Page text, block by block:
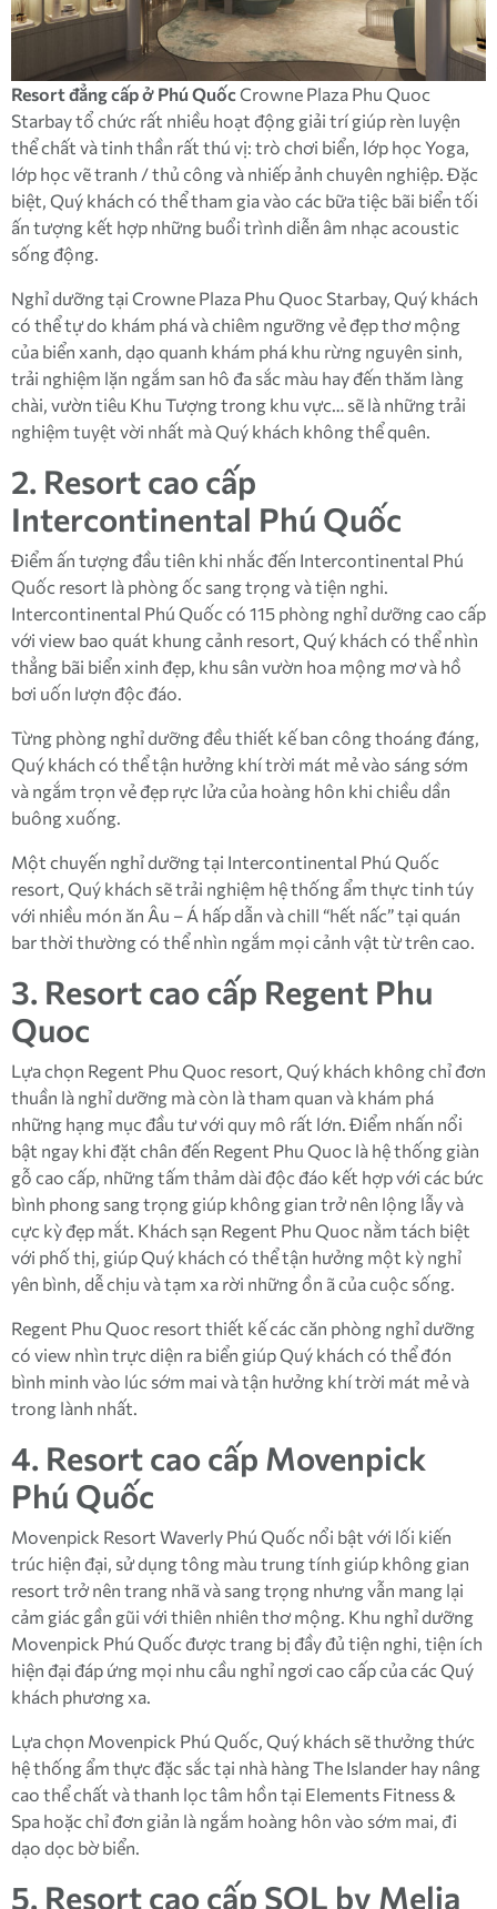
Resort đẳng cấp ở Phú Quốc Crowne Plaza Phu Quoc
Starbay tổ chức rất nhiều hoạt động giải trí giúp rèn luyện
thể chất và tinh thần rất thú vị: trò chơi biển, lớp học Yoga,
lớp học vẽ tranh / thủ công và nhiếp ảnh chuyên nghiệp. Đặc
biệt, Quý khách có thể tham gia vào các bữa tiệc bãi biển tối
ấn tượng kết hợp những buổi trình diễn âm nhạc acoustic
sống động.
Nghỉ dưỡng tại Crowne Plaza Phu Quoc Starbay, Quý khách
có thể tự do khám phá và chiêm ngưỡng vẻ đẹp thơ mộng
của biển xanh, dạo quanh khám phá khu rừng nguyên sinh,
trải nghiệm lặn ngắm san hô đa sắc màu hay đến thăm làng
chài, vườn tiêu Khu Tượng trong khu vực… sẽ là những trải
nghiệm tuyệt vời nhất mà Quý khách không thể quên.
2. Resort cao cấp
Intercontinental Phú Quốc
Điểm ấn tượng đầu tiên khi nhắc đến Intercontinental Phú
Quốc resort là phòng ốc sang trọng và tiện nghi.
Intercontinental Phú Quốc có 115 phòng nghỉ dưỡng cao cấp
với view bao quát khung cảnh resort, Quý khách có thể nhìn
thẳng bãi biển xinh đẹp, khu sân vườn hoa mộng mơ và hồ
bơi uốn lượn độc đáo.
Từng phòng nghỉ dưỡng đều thiết kế ban công thoáng đáng,
Quý khách có thể tận hưởng khí trời mát mẻ vào sáng sớm
và ngắm trọn vẻ đẹp rực lửa của hoàng hôn khi chiều dần
buông xuống.
Một chuyến nghỉ dưỡng tại Intercontinental Phú Quốc
resort, Quý khách sẽ trải nghiệm hệ thống ẩm thực tinh túy
với nhiều món ăn Âu – Á hấp dẫn và chill “hết nấc” tại quán
bar thời thường có thể nhìn ngắm mọi cảnh vật từ trên cao.
3. Resort cao cấp Regent Phu
Quoc
Lựa chọn Regent Phu Quoc resort, Quý khách không chỉ đơn
thuần là nghỉ dưỡng mà còn là tham quan và khám phá
những hạng mục đầu tư với quy mô rất lớn. Điểm nhấn nổi
bật ngay khi đặt chân đến Regent Phu Quoc là hệ thống giàn
gỗ cao cấp, những tấm thảm dài độc đáo kết hợp với các bức
bình phong sang trọng giúp không gian trở nên lộng lẫy và
cực kỳ đẹp mắt. Khách sạn Regent Phu Quoc nằm tách biệt
với phố thị, giúp Quý khách có thể tận hưởng một kỳ nghỉ
yên bình, dễ chịu và tạm xa rời những ồn ã của cuộc sống.
Regent Phu Quoc resort thiết kế các căn phòng nghỉ dưỡng
có view nhìn trực diện ra biển giúp Quý khách có thể đón
bình minh vào lúc sớm mai và tận hưởng khí trời mát mẻ và
trong lành nhất.
4. Resort cao cấp Movenpick
Phú Quốc
Movenpick Resort Waverly Phú Quốc nổi bật với lối kiến
trúc hiện đại, sử dụng tông màu trung tính giúp không gian
resort trở nên trang nhã và sang trọng nhưng vẫn mang lại
cảm giác gần gũi với thiên nhiên thơ mộng. Khu nghỉ dưỡng
Movenpick Phú Quốc được trang bị đầy đủ tiện nghi, tiện ích
hiện đại đáp ứng mọi nhu cầu nghỉ ngơi cao cấp của các Quý
khách phương xa.
Lựa chọn Movenpick Phú Quốc, Quý khách sẽ thưởng thức
hệ thống ẩm thực đặc sắc tại nhà hàng The Islander hay nâng
cao thể chất và thanh lọc tâm hồn tại Elements Fitness &
Spa hoặc chỉ đơn giản là ngắm hoàng hôn vào sớm mai, đi
dạo dọc bờ biển.
5. Resort cao cấp SOL by Melia